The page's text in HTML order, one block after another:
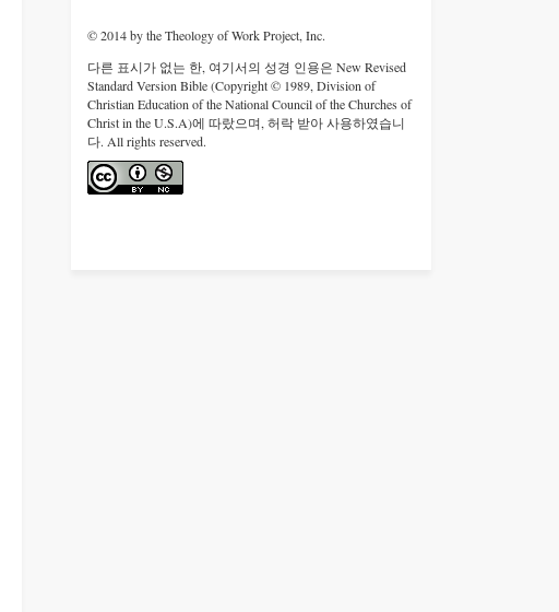
© 2014 by the Theology of Work Project, Inc.
다른 표시가 없는 한, 여기서의 성경 인용은 New Revised
Standard Version Bible (Copyright © 1989, Division of
Christian Education of the National Council of the Churches of
Christ in the U.S.A)에 따랐으며, 허락 받아 사용하였습니
다. All rights reserved.